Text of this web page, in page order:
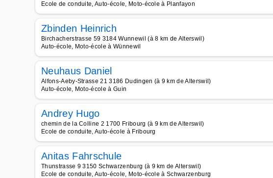
Ecole de conduite, Auto-école, Moto-école à Planfayon
Zbinden Heinrich
Birchacherstrasse 59 3184 Wunnewil (à 8 km de Alterswil)
Auto-école, Moto-école à Wünnewil
Neuhaus Daniel
Alfons-Aeby-Strasse 21 3186 Dudingen (à 9 km de Alterswil)
Auto-école, Moto-école à Guin
Andrey Hugo
chemin de la Colline 2 1700 Fribourg (à 9 km de Alterswil)
Ecole de conduite, Auto-école à Fribourg
Anitas Fahrschule
Thunstrasse 9 3150 Schwarzenburg (à 9 km de Alterswil)
Ecole de conduite, Auto-école, Moto-école à Schwarzenburg